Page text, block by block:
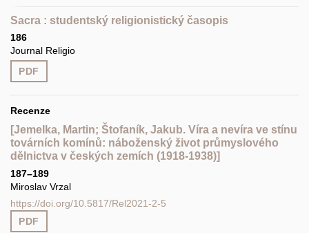
Sacra : studentský religionistický časopis
186
Journal Religio
PDF
Recenze
[Jemelka, Martin; Štofaník, Jakub. Víra a nevíra ve stínu
továrních komínů: náboženský život průmyslového
dělnictva v českých zemích (1918-1938)]
187–189
Miroslav Vrzal
https://doi.org/10.5817/Rel2021-2-5
PDF